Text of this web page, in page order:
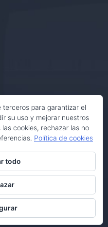
terceros para garantizar el
su uso y mejorar nuestros
cookies, rechazar las no
Política de cookies
todo